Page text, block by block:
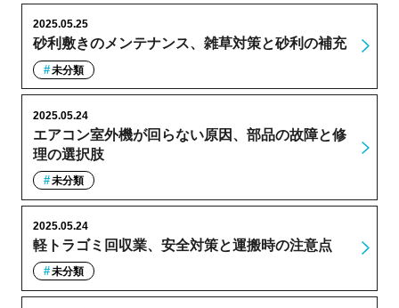
砂利敷きのメンテナンス、雑草対策と砂利の補充
2025.05.25
未分類
エアコン室外機が回らない原因、部品の故障と修
理の選択肢
2025.05.24
未分類
軽トラゴミ回収業、安全対策と運搬時の注意点
2025.05.24
未分類